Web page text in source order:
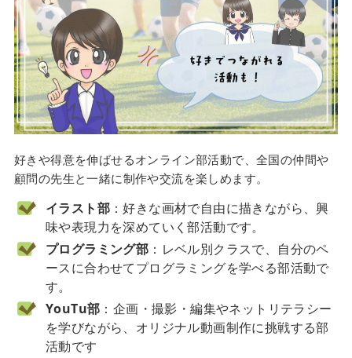
好きや得意を伸ばせるオンライン部活動で、全国の仲間や
顧問の先生と一緒に制作や交流を楽しめます。
イラスト部：好きな画材で自由に描きながら、興
味や表現力を深めていく部活動です。
プログラミング部 ：レベル別クラスで、自分のペ
ースに合わせてプログラミングを学べる部活動で
す。
YouTu部 ：企画・撮影・編集やネットリテラシー
を学びながら、オリジナル動画制作に挑戦する部
活動です